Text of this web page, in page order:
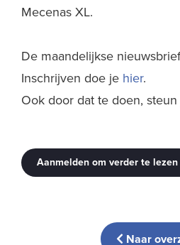
Mecenas XL.
De maandelijkse
Inschrijven doe je hier.
Ook door dat te doen,
Aanmelden om verder te lezen
Naar